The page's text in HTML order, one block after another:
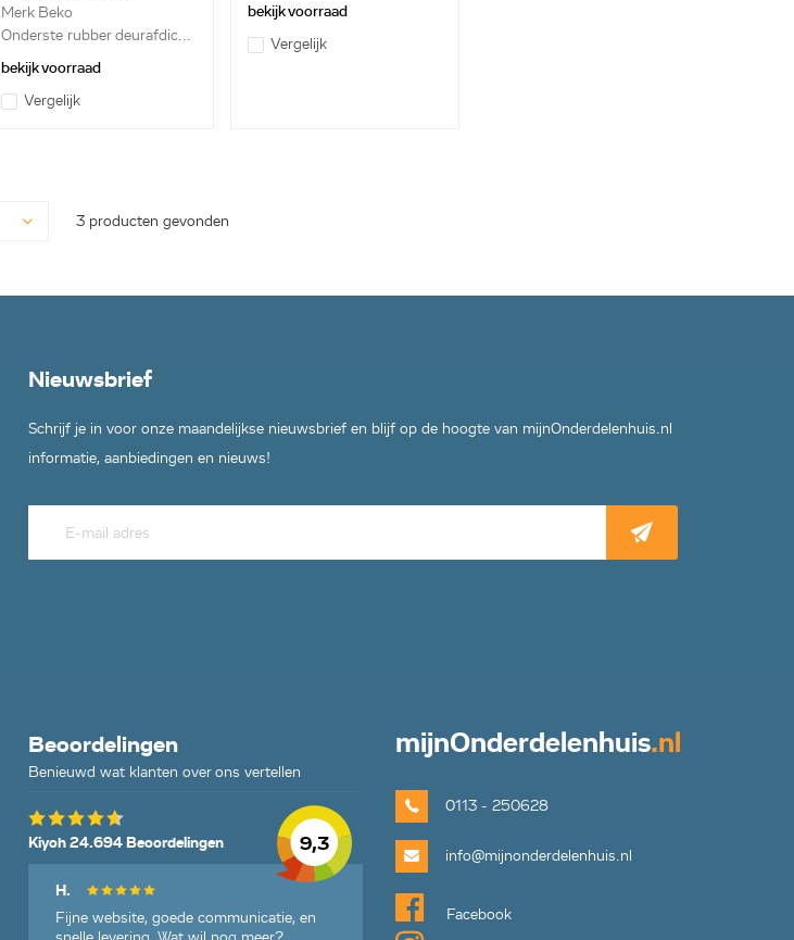
Merk Beko
Onderste rubber deurafdic...
bekijk voorraad
Vergelijk
bekijk voorraad
Vergelijk
3 producten gevonden
Nieuwsbrief
Schrijf je in voor onze maandelijkse nieuwsbrief en blijf op de hoogte van mijnOnderdelenhuis.nl
informatie, aanbiedingen en nieuws!
Beoordelingen
Benieuwd wat klanten over ons vertellen
9,3
Kiyoh 24.694 Beoordelingen
H.
Fijne website, goede communicatie, en
mijnOnderdelenhuis.nl
0113 - 250628
info@mijnonderdelenhuis.nl
Facebook